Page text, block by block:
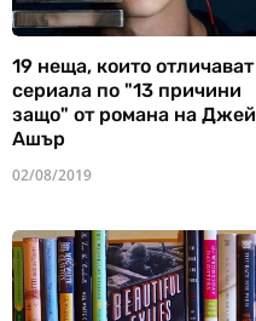
19 неща, които отличават
сериала по "13 причини
защо" от романа на Джей
Ашър
02/08/2019